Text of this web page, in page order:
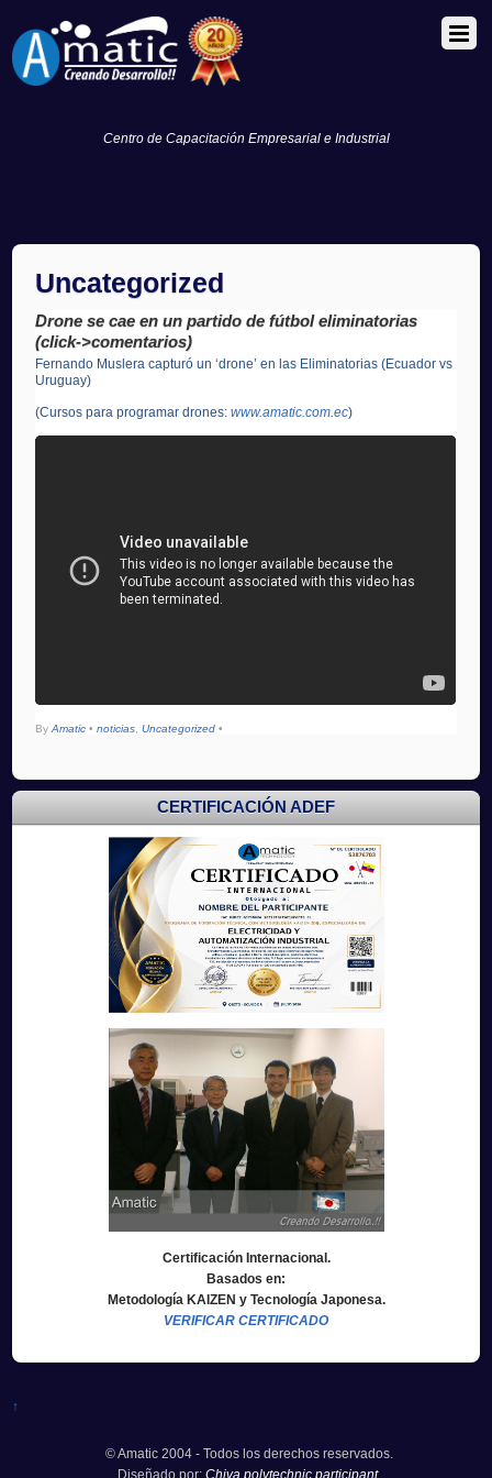
Centro de Capacitación Empresarial e Industrial
Uncategorized
Drone se cae en un partido de fútbol eliminatorias
(click->comentarios)
Fernando Muslera capturó un ‘drone’ en las Eliminatorias (Ecuador vs
Uruguay)
(Cursos para programar drones:www.amatic.com.ec)
ByAmatic • noticias ,Uncategorized •
CERTIFICACIÓN ADEF
Certificación Internacional.
Basados en:
Metodología KAIZEN y Tecnología Japonesa.
VERIFICAR CERTIFICADO
↑
© Amatic 2004 - Todos los derechos reservados.
Diseñado por: Chiva polytechnic participant.